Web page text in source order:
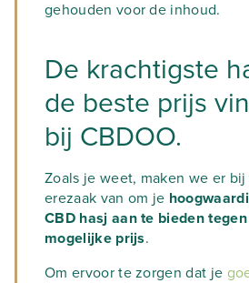
gehouden voor de inhoud.
De krachtigste
de beste prijs
bij CBDOO.
Zoals je weet, maken we er bij
erezaak van om je
CBD hasj aan te bieden
mogelijke prijs.
Om ervoor te zorgen dat je